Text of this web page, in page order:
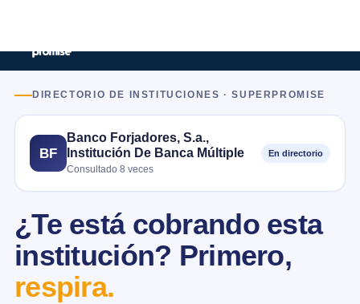
DIRECTORIO DE INSTITUCIONES · SUPERPROMISE
BF
Banco Forjadores, S.a.,
Institución De Banca Múltiple
Consultado 8 veces
En directorio
¿Te está cobrando esta
institución? Primero,
respira.